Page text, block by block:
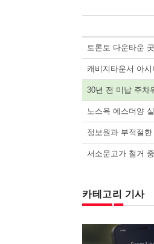
토론토 다운타운
캐비지타운서 아
30년 전 미납 주차
노스욕 에스더양
정보원과 부적절
서소문고가 철거
카테고리 기사